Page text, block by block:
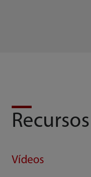
Recursos
Vídeos